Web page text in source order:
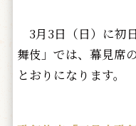
3月3日（日）に初
舞伎」では、幕見席
とおりになります。